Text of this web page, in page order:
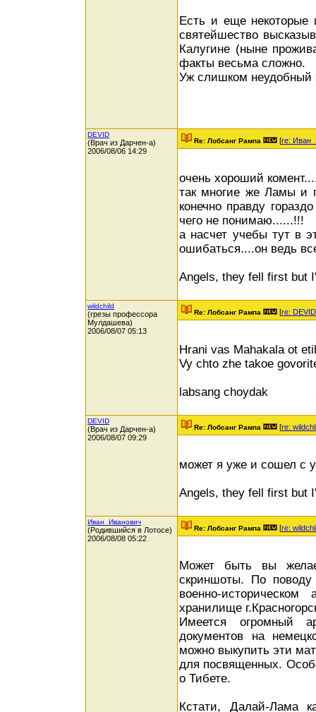
Есть и еще некоторые
святейшество
Калугине (ныне
факты весьма сложно.
Уж слишком неудобный
DEVID
(Врач из Дарчен-а)
2006/08/06 14:29
Re: Лобсанг Рампа [re:
очень хороший
так многие же Ламы и
конечно правду
чего не понимаю......!!!
а насчет учебы тут в
ошибаться....он ведь
Angels, they fell first but
wildchild
(грезы профессора
Мулдашева)
2006/08/07 05:13
Re: Лобсанг Рампа [re: DEVID
Hrani vas Mahakala ot
Vy chto zhe takoe
labsang choydak
DEVID
(Врач из Дарчен-а)
2006/08/07 09:29
Re: Лобсанг Рампа [re:
может я уже и сошел с
Angels, they fell first but
Иван_Иванович
(Родившийся в Лотосе)
2006/08/08 05:22
Re: Лобсанг Рампа [re:
Может быть вы
скриншоты. По поводу
военно-
хранилище
Имеется огромный
документов на
можно выкупить эти
для посвященных.
о Тибете.
Кстати, Далай-Лама